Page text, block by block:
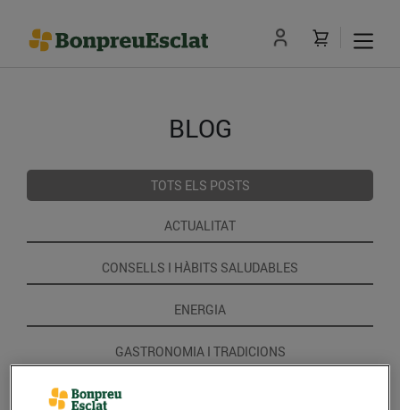
BLOG
TOTS ELS POSTS
ACTUALITAT
CONSELLS I HÀBITS SALUDABLES
ENERGIA
GASTRONOMIA I TRADICIONS